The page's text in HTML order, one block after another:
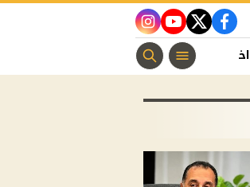
facebook
twitter
youtube
instagram
اخبار الفن منوعات مسيحية